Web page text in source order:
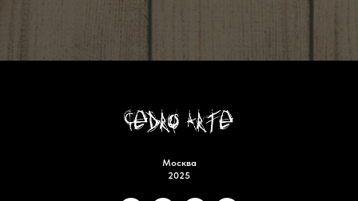
Москва
2025